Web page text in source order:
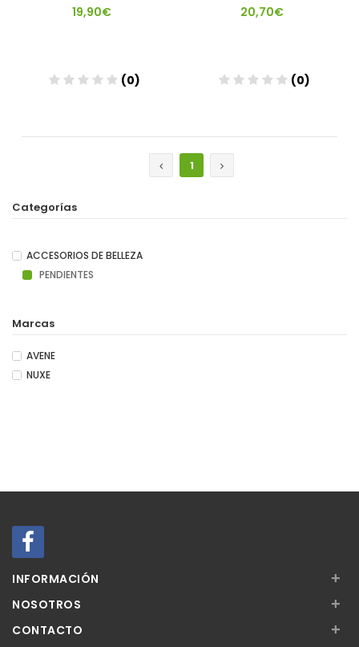
19,90€
(0)
20,70€
(0)
1
Categorías
ACCESORIOS DE BELLEZA
PENDIENTES
Marcas
AVENE
NUXE
INFORMACIÓN +
NOSOTROS +
CONTACTO
+